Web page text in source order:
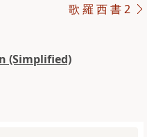
歌 羅 西 書 2
(Simplified)